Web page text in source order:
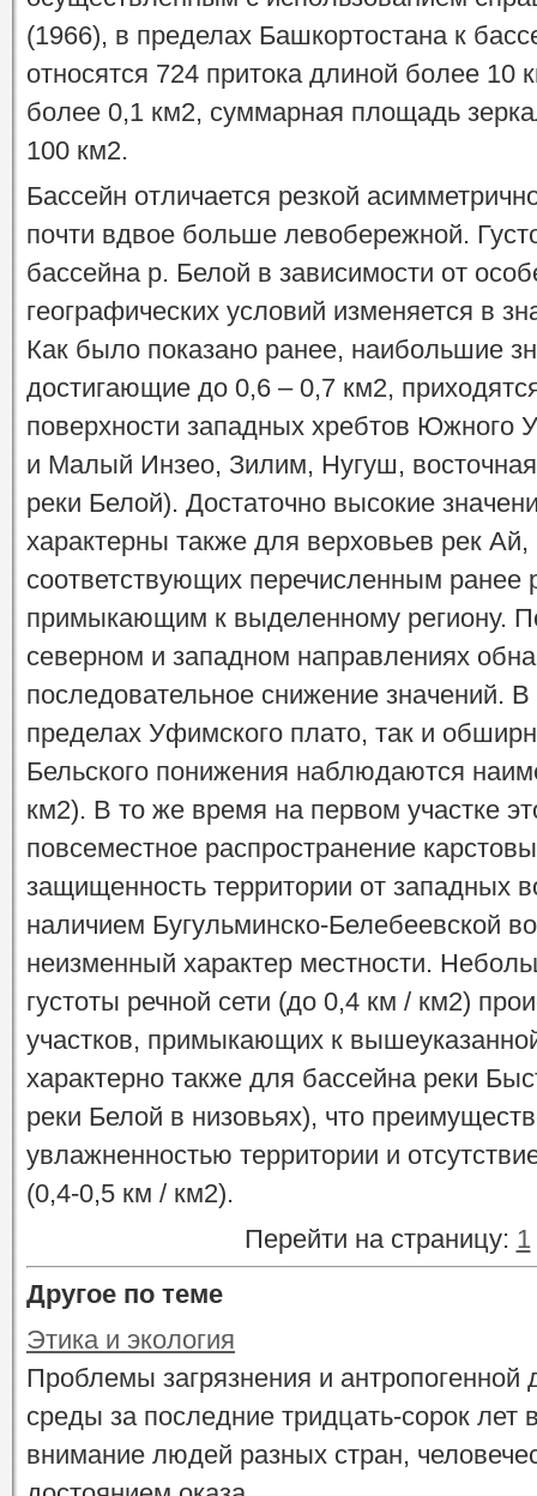
(1966), в пределах Башкортостана к
относятся 724 притока длиной более
более 0,1 км2, суммарная площадь
100 км2.
Бассейн отличается резкой
почти вдвое больше левобережной.
бассейна р. Белой в зависимости от
географических условий изменяется в
Как было показано ранее, наибольшие
достигающие до 0,6 – 0,7 км2,
поверхности западных хребтов Южного
и Малый Инзео, Зилим, Нугуш,
реки Белой). Достаточно высокие
характерны также для верховьев рек
соответствующих перечисленным ранее
примыкающим к выделенному региону.
северном и западном направлениях
последовательное снижение значений. В
пределах Уфимского плато, так и
Бельского понижения наблюдаются
км2). В то же время на первом участке
повсеместное распространение
защищенность территории от западных
наличием Бугульминско-Белебеевской
неизменный характер местности.
густоты речной сети (до 0,4 км / км2)
участков, примыкающих к
характерно также для бассейна реки
реки Белой в низовьях), что
увлажненностью территории и
(0,4-0,5 км / км2).
Перейти на страницу: 1
Другое по теме
Этика и экология
Проблемы загрязнения и
среды за последние тридцать-сорок лет
внимание людей разных стран,